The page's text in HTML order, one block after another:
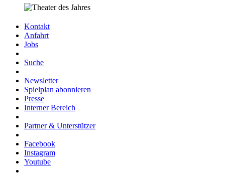
Kontakt
Anfahrt
Jobs
Suche
Newsletter
Spielplan abonnieren
Presse
Interner Bereich
Partner & Unterstützer
Facebook
Instagram
Youtube